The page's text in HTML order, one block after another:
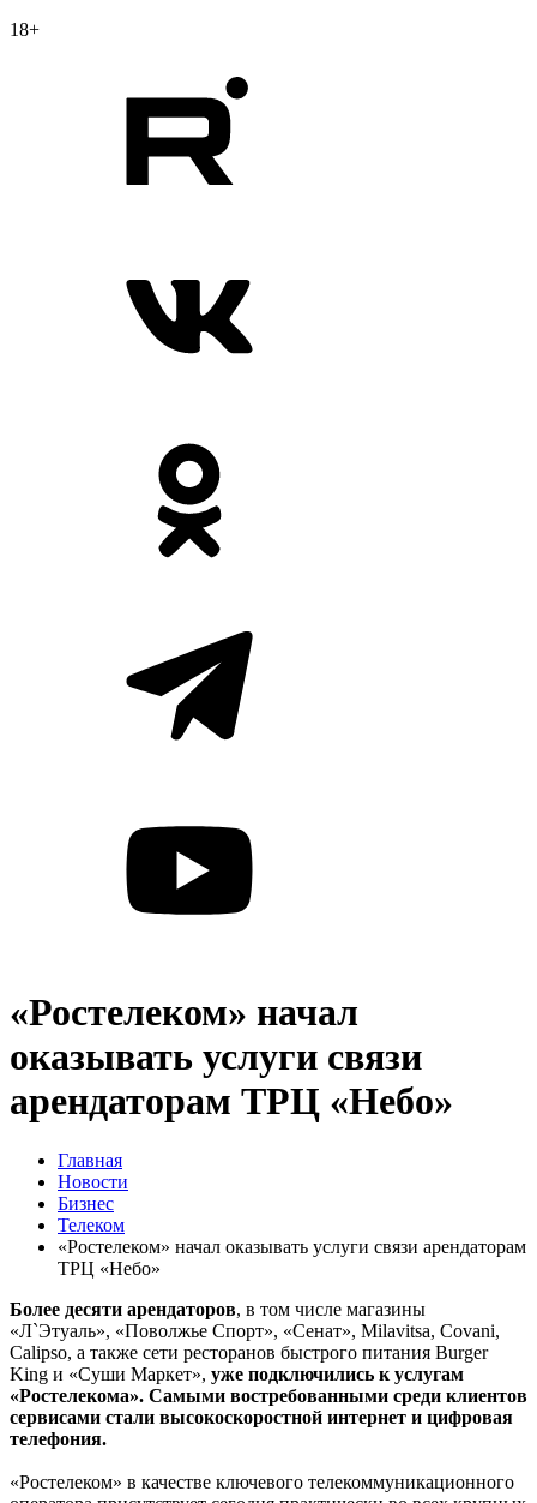
18+
«Ростелеком» начал
оказывать услуги связи
арендаторам ТРЦ «Небо»
Главная
Новости
Бизнес
Телеком
«Ростелеком» начал оказывать услуги связи арендаторам
ТРЦ «Небо»
Более десяти арендаторов, в том числе магазины
«Л`Этуаль», «Поволжье Спорт», «Сенат», Milavitsa, Covani,
Calipso, а также сети ресторанов быстрого питания Burger
King и «Cуши Маркет», уже подключились к услугам
«Ростелекома». Самыми востребованными среди клиентов
сервисами стали высокоскоростной интернет и цифровая
телефония.
«Ростелеком» в качестве ключевого телекоммуникационного